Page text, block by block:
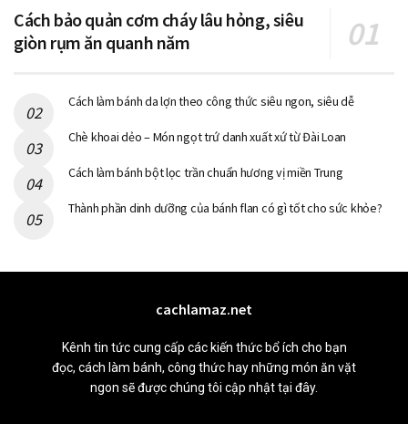
Cách bảo quản cơm cháy lâu hỏng, siêu
giòn rụm ăn quanh năm
Cách làm bánh da lợn theo công thức siêu ngon, siêu dễ
Chè khoai dẻo – Món ngọt trứ danh xuất xứ từ Đài Loan
Cách làm bánh bột lọc trần chuẩn hương vị miền Trung
Thành phần dinh dưỡng của bánh flan có gì tốt cho sức khỏe?
cachlamaz.net
Kênh tin tức cung cấp các kiến thức bổ ích cho bạn
đọc, cách làm bánh, công thức hay những món ăn vặt
ngon sẽ được chúng tôi cập nhật tại đây.